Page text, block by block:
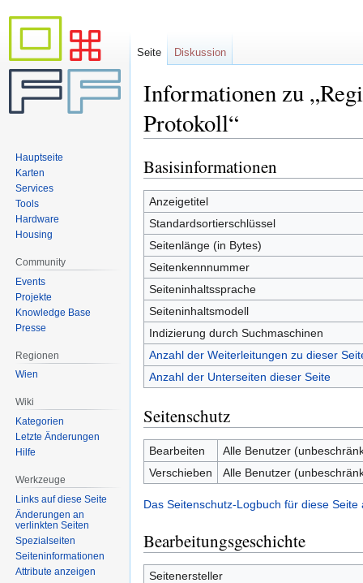
Informationen zu
Protokoll“
Zur
Navigation
springen
Zur
Suche
springen
Basisinformationen
Anzeigetitel
Standardsortierschlüssel
Seitenlänge (in Bytes)
Seitenkennnummer
Seiteninhaltssprache
Seiteninhaltsmodell
Indizierung durch Suchmaschinen
Anzahl der Weiterleitungen zu dieser
Anzahl der Unterseiten dieser Seite
Seitenschutz
Bearbeiten
Alle Benutzer
Verschieben
Alle Benutzer
Das Seitenschutz-Logbuch für diese Seite
Bearbeitungsgeschichte
Seitenersteller
Seite Diskussion
Hauptseite
Karten
Services
Tools
Hardware
Housing
Community
Events
Projekte
Knowledge Base
Presse
Regionen
Wien
Wiki
Kategorien
Letzte Änderungen
Hilfe
Werkzeuge
Links auf diese Seite
Änderungen an
verlinkten Seiten
Spezialseiten
Seiten­informationen
Attribute anzeigen